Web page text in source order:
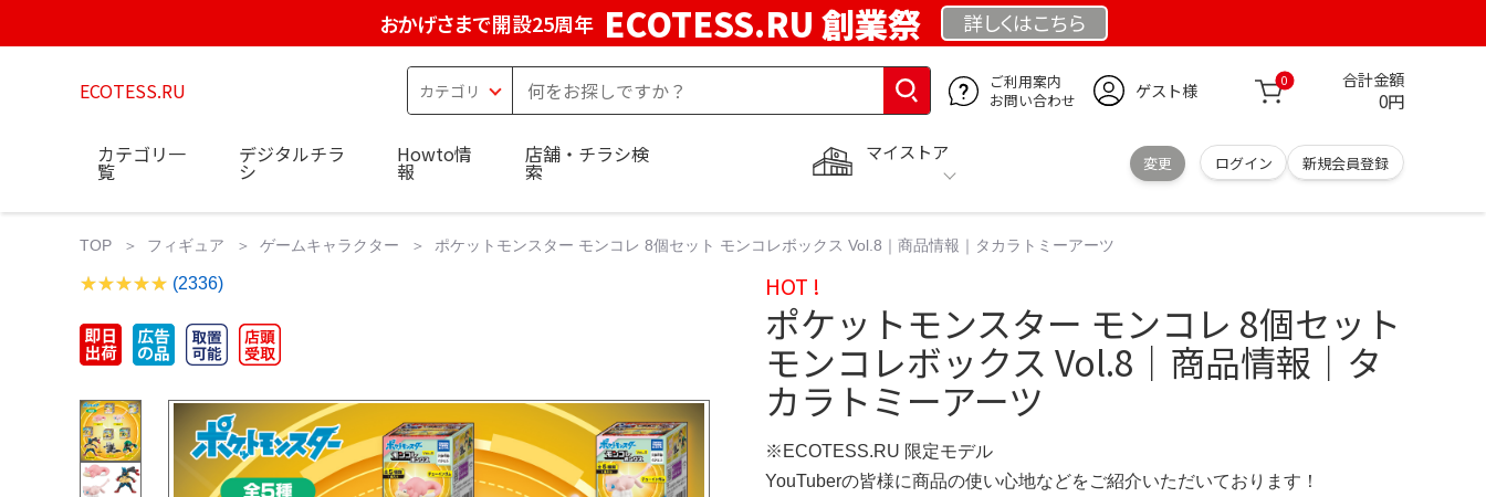
おかげさまで開設25周年 ECOTESS.RU 創業祭 詳しくはこちら
ECOTESS.RU
ご利用案内
お問い合わせ
ゲスト様 0 合計金額
0円
マイストア
変更 ログイン 新規会員登録
カテゴリ一
覧
デジタルチラ
シ
Howto情
報
店舗・チラシ検
索
TOP フィギュア ゲームキャラクター ポケットモンスター モンコレ 8個セット モンコレボックス Vol.8｜商品情報｜タカラトミーアーツ
(2336) HOT !
ポケットモンスター モンコレ 8個セット
モンコレボックス Vol.8｜商品情報｜タ
カラトミーアーツ
※ECOTESS.RU 限定モデル
YouTuberの皆様に商品の使い心地などをご紹介いただいております！